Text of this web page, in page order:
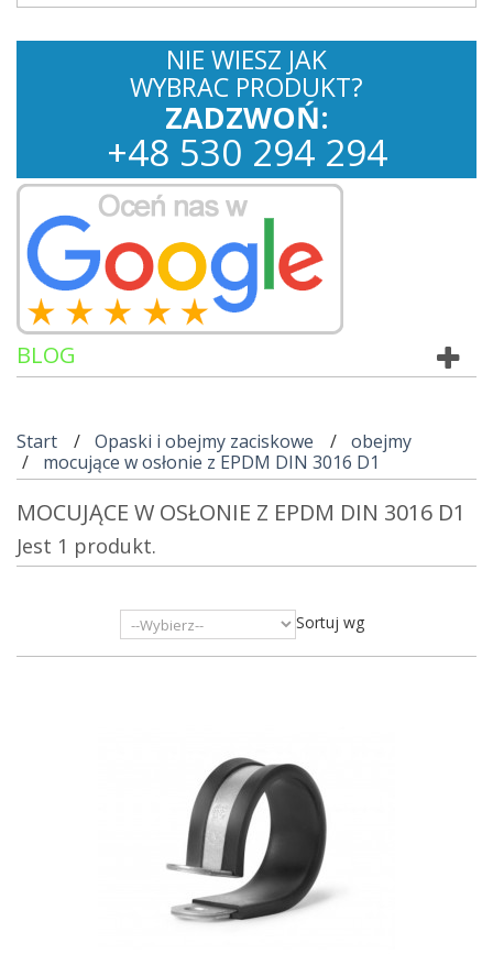
NIE WIESZ JAK
WYBRAC PRODUKT?
ZADZWOŃ:
+48 530 294 294
BLOG
Start Opaski i obejmy zaciskowe
obejmy
mocujące w osłonie z EPDM DIN 3016 D1
MOCUJĄCE W OSŁONIE Z EPDM DIN 3016 D1
Jest 1 produkt.
Sortuj wg